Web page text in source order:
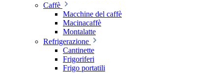
Caffè
Macchine del caffè
Macinacaffè
Montalatte
Refrigerazione
Cantinette
Frigoriferi
Frigo portatili